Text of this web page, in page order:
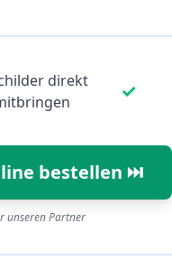
direkt
✓
bestellen ⏭️
unseren Partner